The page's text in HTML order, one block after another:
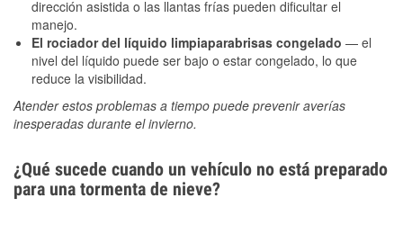
dirección asistida o las llantas frías pueden dificultar el
manejo.
El rociador del líquido limpiaparabrisas congelado — el
nivel del líquido puede ser bajo o estar congelado, lo que
reduce la visibilidad.
Atender estos problemas a tiempo puede prevenir averías
inesperadas durante el invierno.
¿Qué sucede cuando un vehículo no está preparado
para una tormenta de nieve?